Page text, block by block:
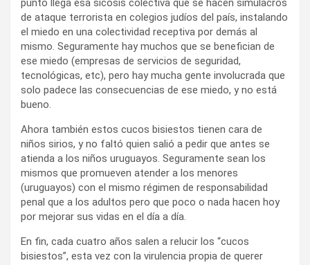
punto llega esa sicosis colectiva que se hacen simulacros
de ataque terrorista en colegios judíos del país, instalando
el miedo en una colectividad receptiva por demás al
mismo. Seguramente hay muchos que se benefician de
ese miedo (empresas de servicios de seguridad,
tecnológicas, etc), pero hay mucha gente involucrada que
solo padece las consecuencias de ese miedo, y no está
bueno.
Ahora también estos cucos bisiestos tienen cara de
niños sirios, y no faltó quien salió a pedir que antes se
atienda a los niños uruguayos. Seguramente sean los
mismos que promueven atender a los menores
(uruguayos) con el mismo régimen de responsabilidad
penal que a los adultos pero que poco o nada hacen hoy
por mejorar sus vidas en el día a día.
En fin, cada cuatro años salen a relucir los “cucos
bisiestos”, esta vez con la virulencia propia de querer